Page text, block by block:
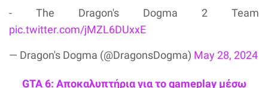
- The Dragon's Dogma 2 Team
pic.twitter.com/jMZL6DUxxE
— Dragon's Dogma (@DragonsDogma) May 28, 2024
GTA 6: Αποκαλυπτήρια για το gameplay μέσω